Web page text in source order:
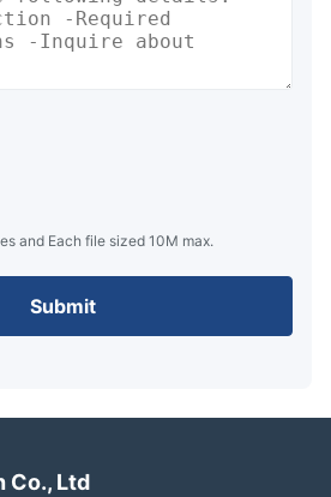
and Each file sized 10M max.
Submit
Co., Ltd